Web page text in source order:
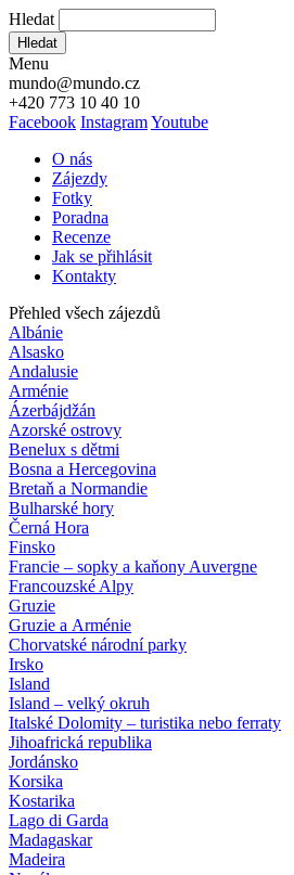
Hledat
Hledat
Menu
mundo@mundo.cz
+420 773 10 40 10
Facebook InstagramYoutube
O nás
Zájezdy
Fotky
Poradna
Recenze
Jak se přihlásit
Kontakty
Přehled všech zájezdů
Albánie
Alsasko
Andalusie
Arménie
Ázerbájdžán
Azorské ostrovy
Benelux s dětmi
Bosna a Hercegovina
Bretaň a Normandie
Bulharské hory
Černá Hora
Finsko
Francie – sopky a kaňony Auvergne
Francouzské Alpy
Gruzie
Gruzie a Arménie
Chorvatské národní parky
Irsko
Island
Island – velký okruh
Italské Dolomity – turistika nebo ferraty
Jihoafrická republika
Jordánsko
Korsika
Kostarika
Lago di Garda
Madagaskar
Madeira